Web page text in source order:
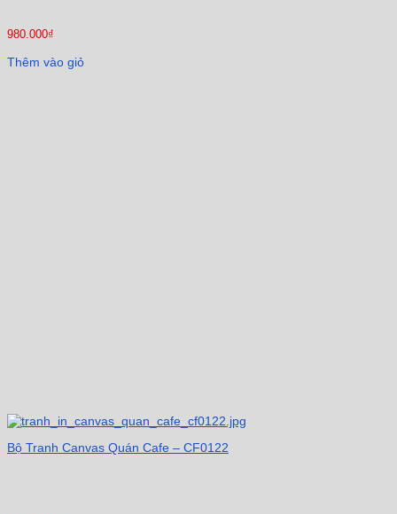
980.000₫
Thêm vào giỏ
Bộ Tranh Canvas Quán Cafe – CF0122